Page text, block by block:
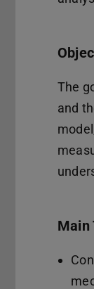
The
and
Main